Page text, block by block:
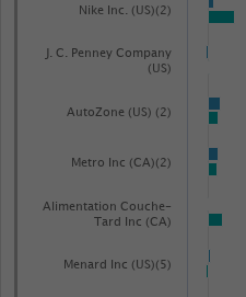
J. C. Penney Company
(US)
Alimentation Couche-
Tard Inc (CA)
Nike Inc. (US)(2)
AutoZone (US) (2)
Metro Inc (CA)(2)
Menard Inc (US)(5)